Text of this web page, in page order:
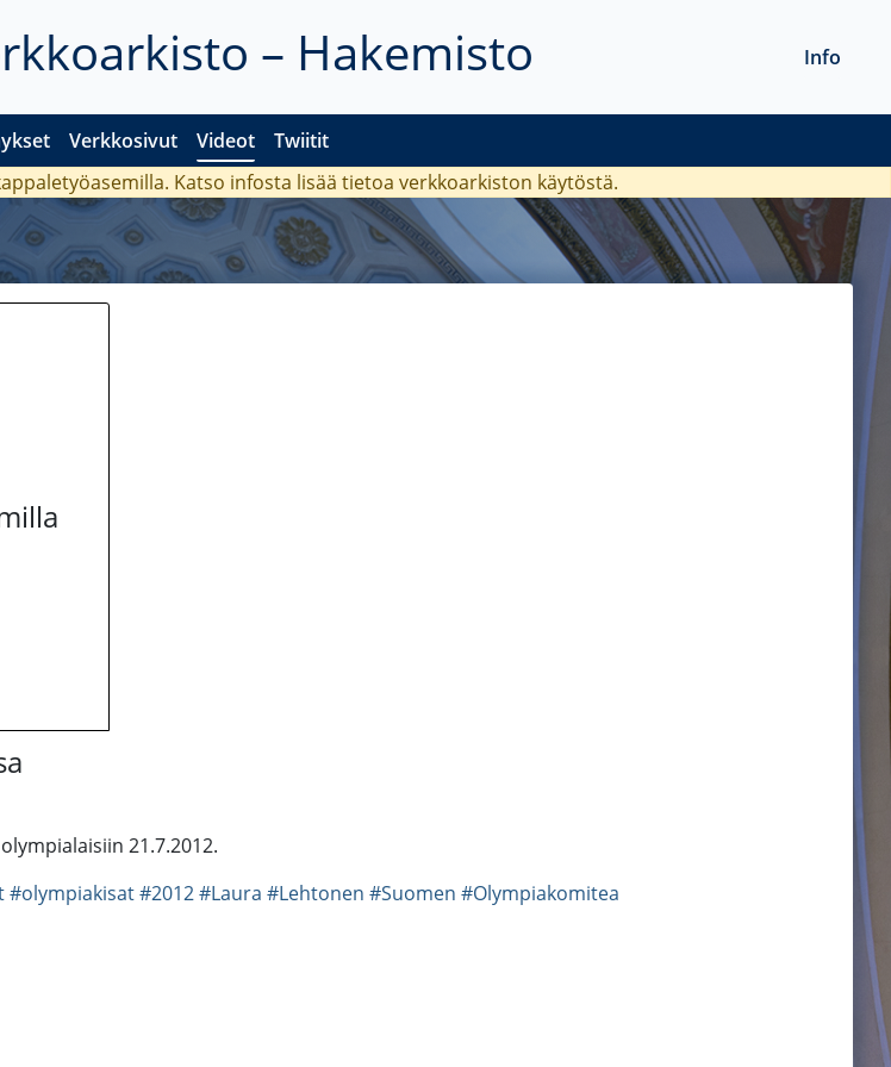
– Hakemisto
Verkkosivut Videot Twiitit
Info
Katso infosta lisää tietoa verkkoarkiston käytöstä.
21.7.2012.
#olympiakisat#2012#Laura #Lehtonen #Suomen #Olympiakomitea